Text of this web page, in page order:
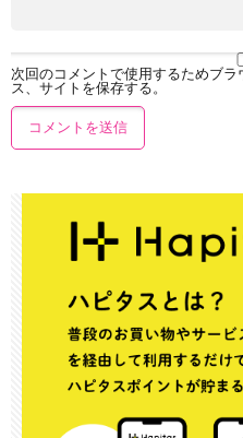
次回のコメントで使用するためブ
ス、サイトを保存する。